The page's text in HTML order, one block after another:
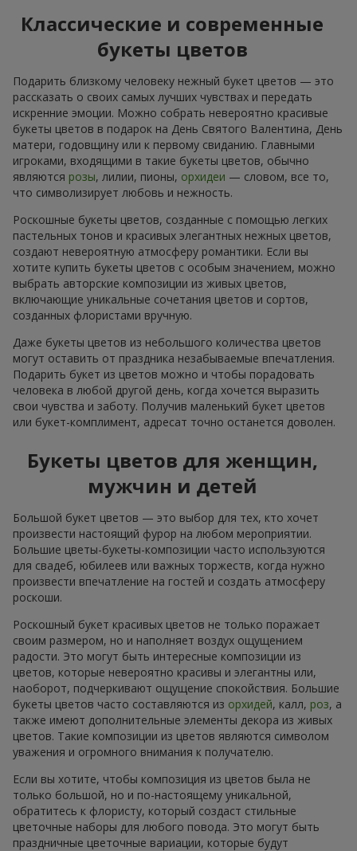
Классические и современные
букеты цветов
Подарить близкому человеку нежный букет цветов — это
рассказать о своих самых лучших чувствах и передать
искренние эмоции. Можно собрать невероятно красивые
букеты цветов в подарок на День Святого Валентина, День
матери, годовщину или к первому свиданию. Главными
игроками, входящими в такие букеты цветов, обычно
являются розы, лилии, пионы, орхидеи — словом, все то,
что символизирует любовь и нежность.
Роскошные букеты цветов, созданные с помощью легких
пастельных тонов и красивых элегантных нежных цветов,
создают невероятную атмосферу романтики. Если вы
хотите купить букеты цветов с особым значением, можно
выбрать авторские композиции из живых цветов,
включающие уникальные сочетания цветов и сортов,
созданных флористами вручную.
Даже букеты цветов из небольшого количества цветов
могут оставить от праздника незабываемые впечатления.
Подарить букет из цветов можно и чтобы порадовать
человека в любой другой день, когда хочется выразить
свои чувства и заботу. Получив маленький букет цветов
или букет-комплимент, адресат точно останется доволен.
Букеты цветов для женщин,
мужчин и детей
Большой букет цветов — это выбор для тех, кто хочет
произвести настоящий фурор на любом мероприятии.
Большие цветы-букеты-композиции часто используются
для свадеб, юбилеев или важных торжеств, когда нужно
произвести впечатление на гостей и создать атмосферу
роскоши.
Роскошный букет красивых цветов не только поражает
своим размером, но и наполняет воздух ощущением
радости. Это могут быть интересные композиции из
цветов, которые невероятно красивы и элегантны или,
наоборот, подчеркивают ощущение спокойствия. Большие
букеты цветов часто составляются из орхидей, калл, роз, а
также имеют дополнительные элементы декора из живых
цветов. Такие композиции из цветов являются символом
уважения и огромного внимания к получателю.
Если вы хотите, чтобы композиция из цветов была не
только большой, но и по-настоящему уникальной,
обратитесь к флористу, который создаст стильные
цветочные наборы для любого повода. Это могут быть
праздничные цветочные вариации, которые будут